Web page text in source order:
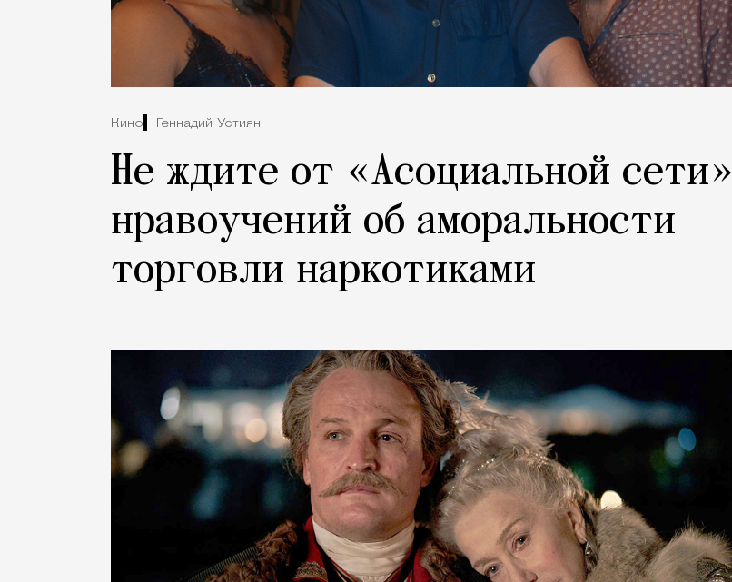
Кино Геннадий Устиян
Не ждите от «Асоциальной сети»
нравоучений об аморальности
торговли наркотиками